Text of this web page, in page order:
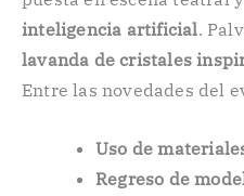
inteligencia artificial.
lavanda de cristales
Entre las novedades del
Uso de
Regreso de